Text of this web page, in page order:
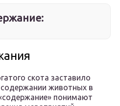
скота заставило
животных в
понимают